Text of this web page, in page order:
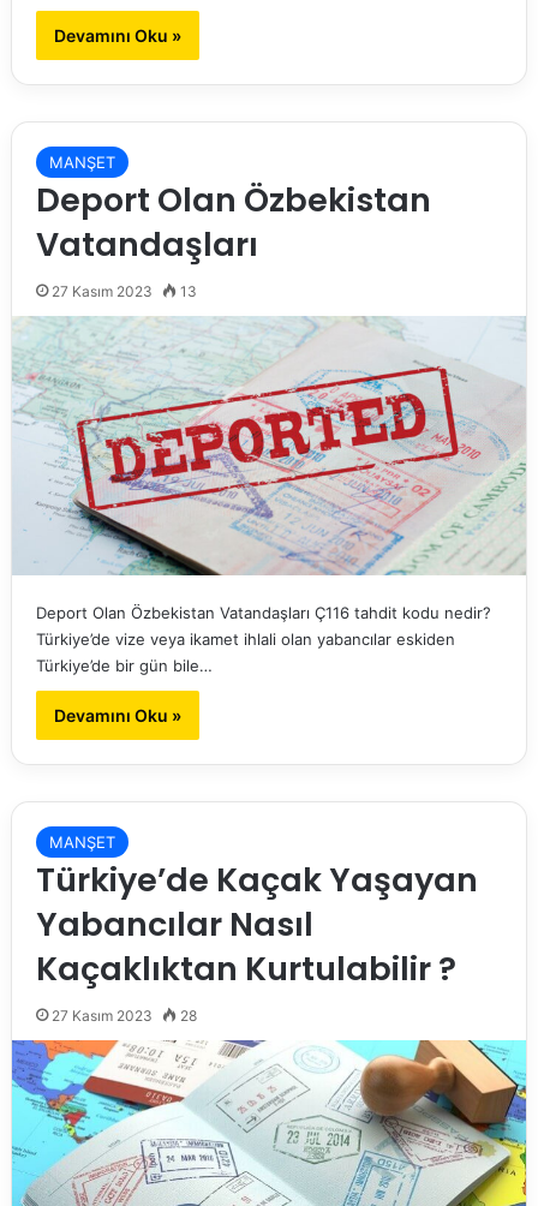
Devamını Oku »
MANŞET
Deport Olan Özbekistan
Vatandaşları
27 Kasım 2023 13
Deport Olan Özbekistan Vatandaşları Ç116 tahdit kodu nedir?
Türkiye’de vize veya ikamet ihlali olan yabancılar eskiden
Türkiye’de bir gün bile…
Devamını Oku »
MANŞET
Türkiye’de Kaçak Yaşayan
Yabancılar Nasıl
Kaçaklıktan Kurtulabilir ?
27 Kasım 2023 28